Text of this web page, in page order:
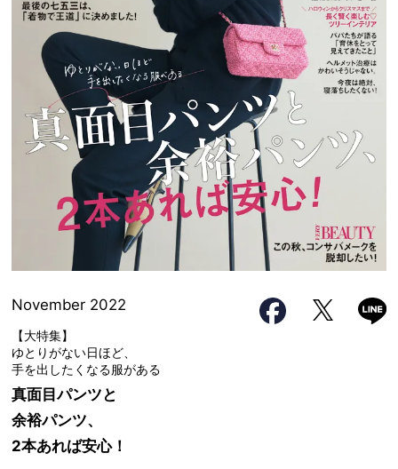
November 2022
【大特集】
ゆとりがない日ほど、
手を出したくなる服がある
真面目パンツと
余裕パンツ、
2本あれば安心！